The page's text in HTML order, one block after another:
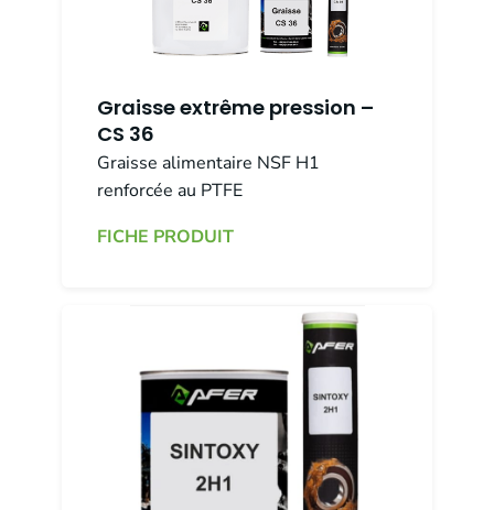
Graisse extrême pression –
CS 36
Graisse alimentaire NSF H1
renforcée au PTFE
FICHE PRODUIT